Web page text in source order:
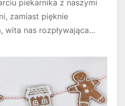
piekarnika z naszymi
zamiast pięknie
wita nas rozpływająca…